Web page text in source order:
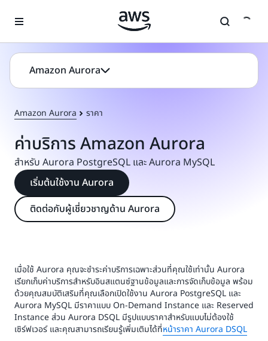
Amazon Aurora
Amazon Aurora ราคา
ค่าบริการ Amazon Aurora
สำหรับ Aurora PostgreSQL และ Aurora MySQL
เริ่มต้นใช้งาน Aurora
ติดต่อกับผู้เชี่ยวชาญด้าน Aurora
เมื่อใช้ Aurora คุณจะชำระค่าบริการเฉพาะส่วนที่คุณใช้เท่านั้น Aurora
เรียกเก็บค่าบริการสำหรับอินสแตนซ์ฐานข้อมูลและการจัดเก็บข้อมูล พร้อม
ด้วยคุณสมบัติเสริมที่คุณเลือกเปิดใช้งาน Aurora PostgreSQL และ
Aurora MySQL มีราคาแบบ On-Demand Instance และ Reserved
Instance ส่วน Aurora DSQL มีรูปแบบราคาสำหรับแบบไม่ต้องใช้
เซิร์ฟเวอร์ และคุณสามารถเรียนรู้เพิ่มเติมได้ที่หน้าราคา Aurora DSQL